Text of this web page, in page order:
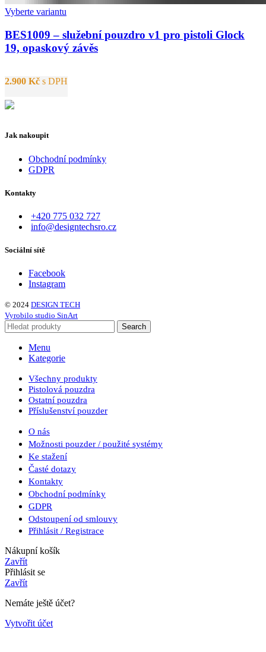
Vyberte variantu
BES1009 – služební pouzdro v1 pro pistoli Glock
19, opaskový závěs
2.900 Kč s DPH
Jak nakoupit
Obchodní podmínky
GDPR
Kontakty
+420 775 032 727
info@designtechsro.cz
Sociální sítě
Facebook
Instagram
© 2024 DESIGN TECH
Vyrobilo studio SinArt
Search
Menu
Kategorie
Všechny produkty
Pistolová pouzdra
Ostatní pouzdra
Příslušenství pouzder
O nás
Možnosti pouzder / použité systémy
Ke stažení
Časté dotazy
Kontakty
Obchodní podmínky
GDPR
Odstoupení od smlouvy
Přihlásit / Registrace
Nákupní košík
Zavřít
Přihlásit se
Zavřít
Nemáte ještě účet?
Vytvořit účet